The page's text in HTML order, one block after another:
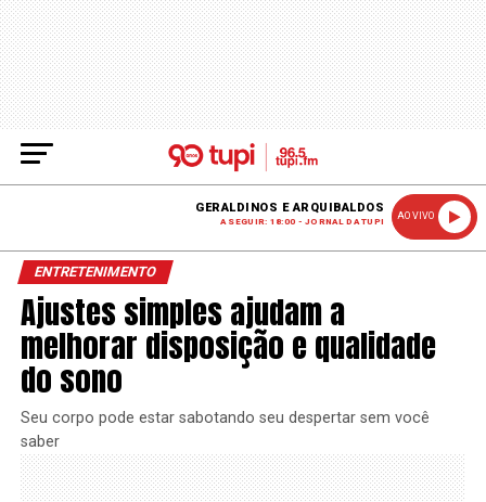
GERALDINOS E ARQUIBALDOS
A SEGUIR: 18:00 - JORNAL DA TUPI
AO VIVO
ENTRETENIMENTO
Ajustes simples ajudam a
melhorar disposição e qualidade
do sono
Seu corpo pode estar sabotando seu despertar sem você
saber